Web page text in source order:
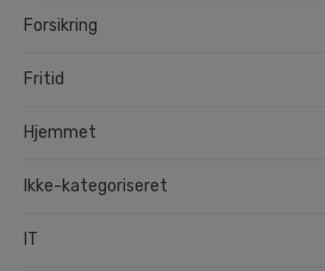
Forsikring
Fritid
Hjemmet
Ikke-kategoriseret
IT